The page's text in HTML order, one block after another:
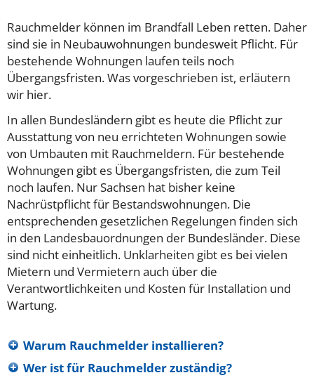
Rauchmelder können im Brandfall Leben retten. Daher
sind sie in Neubauwohnungen bundesweit Pflicht. Für
bestehende Wohnungen laufen teils noch
Übergangsfristen. Was vorgeschrieben ist, erläutern
wir hier.
In allen Bundesländern gibt es heute die Pflicht zur
Ausstattung von neu errichteten Wohnungen sowie
von Umbauten mit Rauchmeldern. Für bestehende
Wohnungen gibt es Übergangsfristen, die zum Teil
noch laufen. Nur Sachsen hat bisher keine
Nachrüstpflicht für Bestandswohnungen. Die
entsprechenden gesetzlichen Regelungen finden sich
in den Landesbauordnungen der Bundesländer. Diese
sind nicht einheitlich. Unklarheiten gibt es bei vielen
Mietern und Vermietern auch über die
Verantwortlichkeiten und Kosten für Installation und
Wartung.
Warum Rauchmelder installieren?
Wer ist für Rauchmelder zuständig?